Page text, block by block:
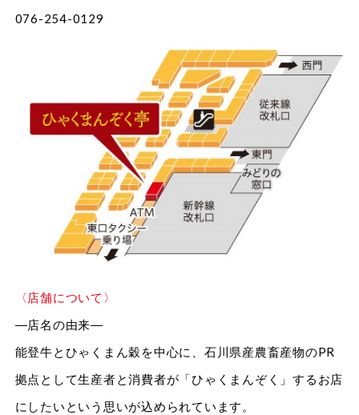
076-254-0129
〈店舗について〉
―店名の由来―
能登牛とひゃくまん穀を中心に、石川県産農畜産物のPR
拠点として生産者と消費者が「ひゃくまんぞく」するお店
にしたいという思いが込められています。